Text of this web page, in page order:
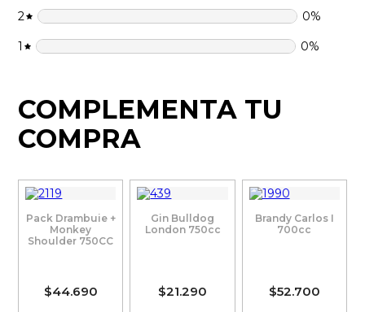
2 0%
1 0%
COMPLEMENTA TU
COMPRA
Pack Drambuie +
Monkey
Shoulder 750CC
$44.690
Brandy Carlos I
700cc
$52.700
Gin Bulldog
London 750cc
$21.290